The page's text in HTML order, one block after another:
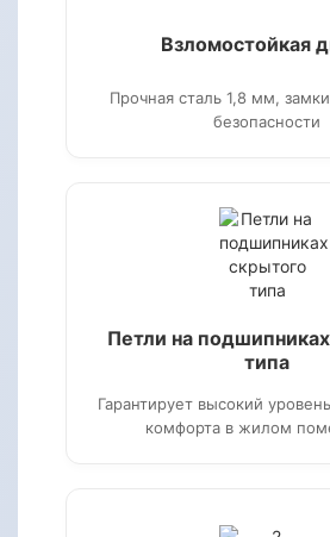
Взломостойкая
Прочная сталь 1,8 мм,
безопасности
Петли на
типа
Гарантирует высокий
комфорта в жилом